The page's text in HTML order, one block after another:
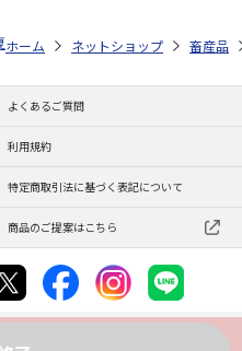
ギフト特集 2026 ゆうゆうギフト
ホーム ネットショップ 畜産品
よくあるご質問
利用規約
特定商取引法に基づく表記について
商品のご提案はこちら